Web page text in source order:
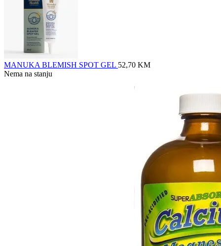
MANUKA BLEMISH SPOT GEL 52,70 KM
Nema na stanju